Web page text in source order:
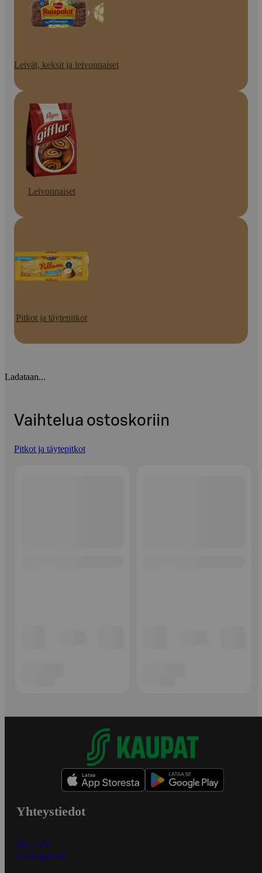
Leivät, keksit ja leivonnaiset
Leivonnaiset
Pitkot ja täytepitkot
Ladataan...
Vaihtelua ostoskoriin
Pitkot ja täytepitkot
Yhteystiedot
Myymälät
Asiakaspalvelu